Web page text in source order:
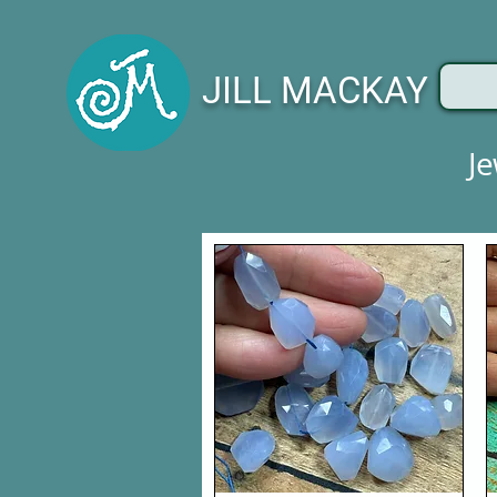
JILL MACKAY